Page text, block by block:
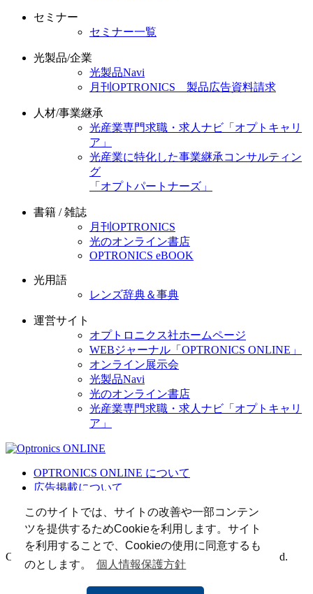
このサイトでは、サイトの改善や一部コンテン
ツを提供するためCookieを利用します。サイト
を利用することで、Cookieの使用に同意するも
のとします。
個人情報保護方針
セミナー
セミナー一覧
光製品/企業
光製品Navi
月刊OPTRONICS 製品広告資料請求
人材/事業継承
光産業専門求職・求人ナビ「オプトキャリ
ア」
光産業に特化した事業継承コンサルティン
グ
「オプトパートナーズ」
書籍 / 雑誌
月刊OPTRONICS
光のオンライン書店
OPTRONICS eBOOK
光用語
レンズ辞典＆事典
運営サイト
オプトロニクス社ホームページ
WEBジャーナル「OPTRONICS ONLINE」
オンライン展示会
光製品Navi
光のオンライン書店
光産業専門求職・求人ナビ「オプトキャリ
ア」
OPTRONICS ONLINE について
広告掲載について
個人情報
光関連リンク集
Copyright (C) 2025 The Optronics Co., Ltd. All rights reserved.